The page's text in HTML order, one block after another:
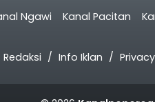
Ngawi Kanal Pacitan
Redaksi Info Iklan